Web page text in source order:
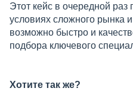
Этот кейс в очередной раз
условиях сложного рынка
возможно быстро и
подбора ключевого
Хотите так же?